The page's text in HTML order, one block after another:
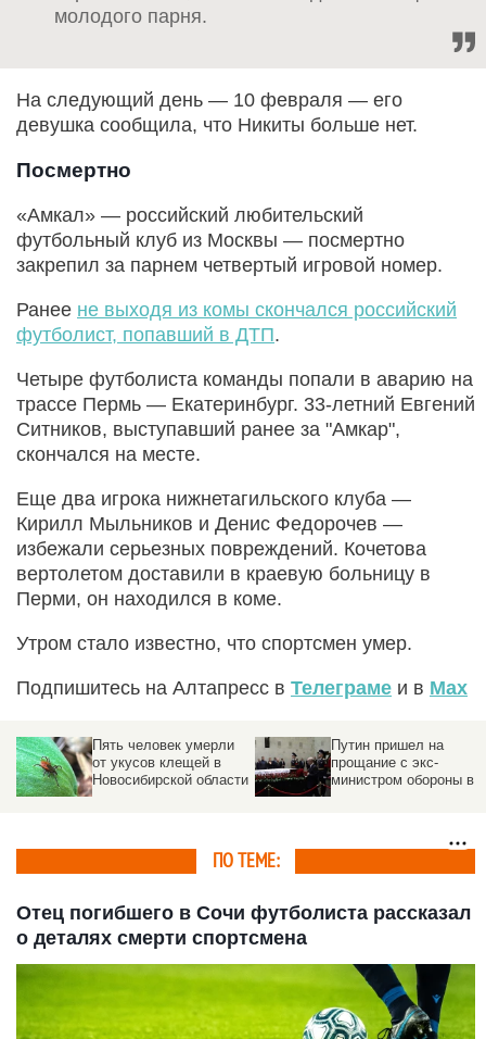
молодого парня.
На следующий день — 10 февраля — его
девушка сообщила, что Никиты больше нет.
Посмертно
«Амкал» — российский любительский
футбольный клуб из Москвы — посмертно
закрепил за парнем четвертый игровой номер.
Ранее не выходя из комы скончался российский
футболист, попавший в ДТП.
Четыре футболиста команды попали в аварию на
трассе Пермь — Екатеринбург. 33-летний Евгений
Ситников, выступавший ранее за "Амкар",
скончался на месте.
Еще два игрока нижнетагильского клуба —
Кирилл Мыльников и Денис Федорочев —
избежали серьезных повреждений. Кочетова
вертолетом доставили в краевую больницу в
Перми, он находился в коме.
Утром стало известно, что спортсмен умер.
Подпишитесь на Алтапресс в Телеграме и в Max
Пять человек умерли
от укусов клещей в
Новосибирской области
Путин пришел на
прощание с экс-
министром обороны в
ПО ТЕМЕ:
Отец погибшего в Сочи футболиста рассказал
о деталях смерти спортсмена